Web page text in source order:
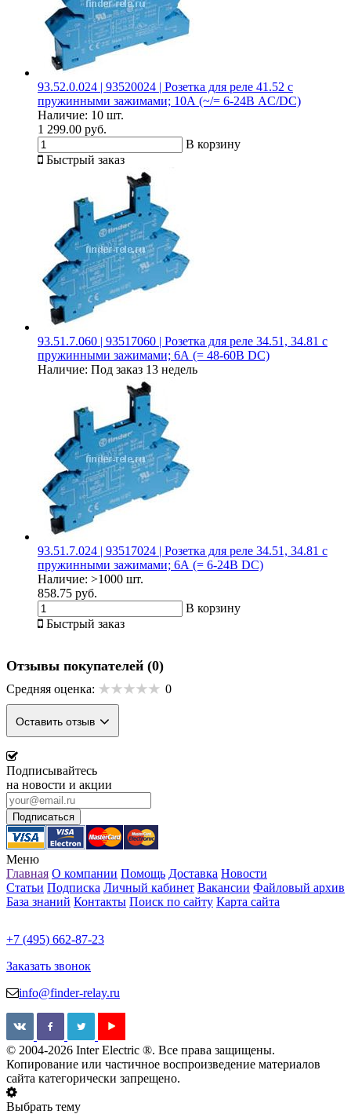
93.52.0.024 | 93520024 | Розетка для реле 41.52 с
пружинными зажимами; 10А (~/= 6-24В AC/DC)
Наличие: 10 шт.
1 299.00 руб.
В корзину
Быстрый заказ
93.51.7.060 | 93517060 | Розетка для реле 34.51, 34.81 с
пружинными зажимами; 6А (= 48-60В DC)
Наличие: Под заказ 13 недель
93.51.7.024 | 93517024 | Розетка для реле 34.51, 34.81 с
пружинными зажимами; 6А (= 6-24В DC)
Наличие: >1000 шт.
858.75 руб.
В корзину
Быстрый заказ
Отзывы покупателей (0)
Средняя оценка: 0
Оставить отзыв
Подписывайтесь
на новости и акции
Меню
Главная О компании Помощь Доставка Новости
Статьи Подписка Личный кабинет Вакансии Файловый архив
База знаний Контакты Поиск по сайту Карта сайта
+7 (495) 662-87-23
Заказать звонок
info@finder-relay.ru
© 2004-2026 Inter Electric ®. Все права защищены.
Копирование или частичное воспроизведение материалов
сайта категорически запрещено.
Выбрать тему